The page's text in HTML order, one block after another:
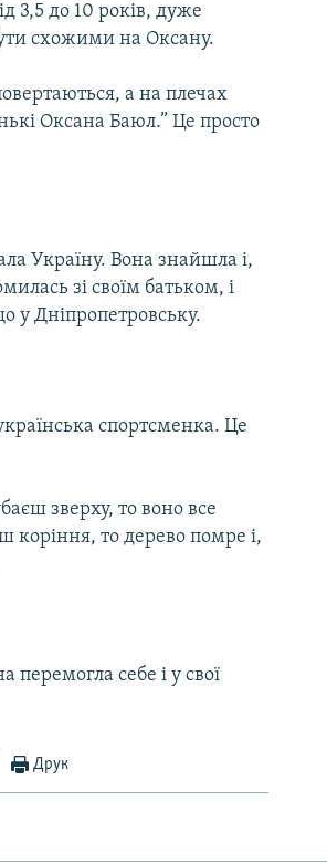
3,5 до 10 років, дуже
схожими на Оксану.
а на плечах
Оксана Баюл.” Це просто
Україну. Вона знайшла і,
зі своїм батьком, і
у Дніпропетровську.
спортсменка. Це
зверху, то воно все
коріння, то дерево помре і,
перемогла себе і у свої
Друк